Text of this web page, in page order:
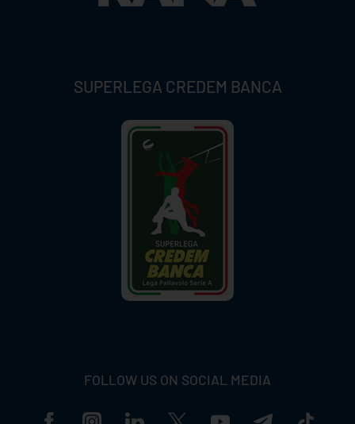
SUPERLEGA CREDEM BANCA
FOLLOW US ON SOCIAL MEDIA